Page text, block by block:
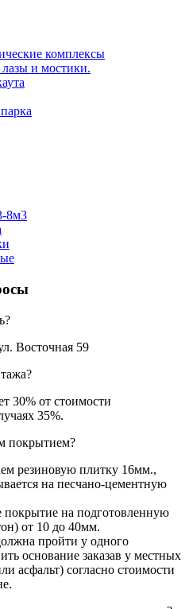
комплексы
и мостики.
8м3
Восточная 59
30% от стоимости
35%.
покрытием?
резиновую плитку 16мм.,
на песчано-цементную
покрытие на подготовленную
от 10 до 40мм.
пройти у одного
основание заказав у местных
асфальт) согласно стоимости